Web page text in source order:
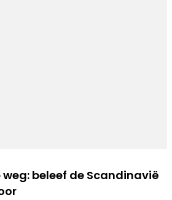
beleef de Scandinavië